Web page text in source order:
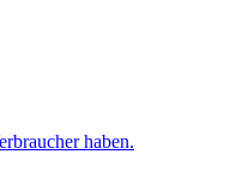
haben.